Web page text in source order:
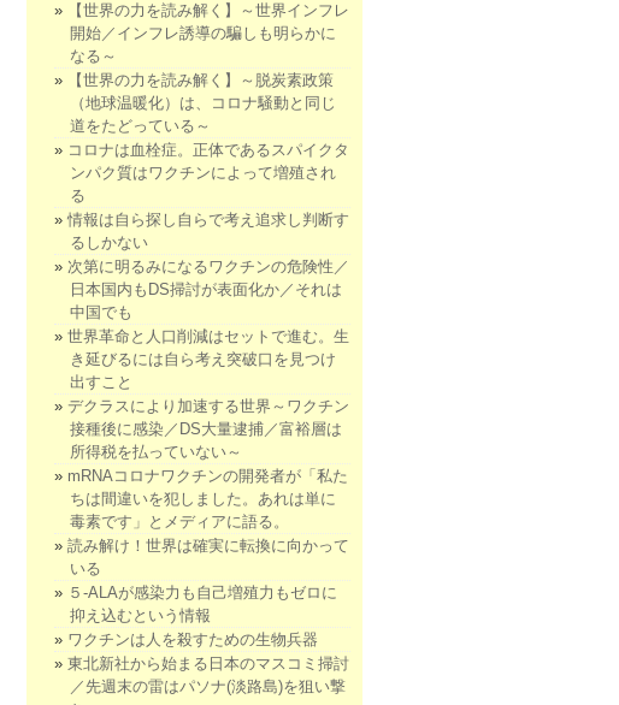
【世界の力を読み解く】～世界インフレ
開始／インフレ誘導の騙しも明らかに
なる～
【世界の力を読み解く】～脱炭素政策
（地球温暖化）は、コロナ騒動と同じ
道をたどっている～
コロナは血栓症。正体であるスパイクタ
ンパク質はワクチンによって増殖され
る
情報は自ら探し自らで考え追求し判断す
るしかない
次第に明るみになるワクチンの危険性／
日本国内もDS掃討が表面化か／それは
中国でも
世界革命と人口削減はセットで進む。生
き延びるには自ら考え突破口を見つけ
出すこと
デクラスにより加速する世界～ワクチン
接種後に感染／DS大量逮捕／富裕層は
所得税を払っていない～
mRNAコロナワクチンの開発者が「私た
ちは間違いを犯しました。あれは単に
毒素です」とメディアに語る。
読み解け！世界は確実に転換に向かって
いる
５-ALAが感染力も自己増殖力もゼロに
抑え込むという情報
ワクチンは人を殺すための生物兵器
東北新社から始まる日本のマスコミ掃討
／先週末の雷はパソナ(淡路島)を狙い撃